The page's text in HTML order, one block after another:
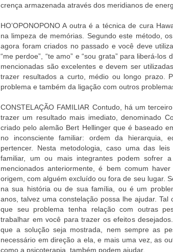
crença armazenada através dos meridianos de
HO’OPONOPONO A outra é a técnica de cura
na limpeza de memórias. Segundo este método,
agora foram criados no passado e você deve
“me perdoe”, “te amo” e “sou grata” para liberá-
mencionadas são excelentes e devem ser
trazer resultados a curto, médio ou longo prazo.
problema e também da ligação com outros
CONSTELAÇÃO FAMILIAR Contudo, há um
trazer um resultado mais imediato, denominado
criado pelo alemão Bert Hellinger que é baseado
no inconsciente familiar: ordem da hierarquia,
pertencer. Nesta metodologia, caso uma das
familiar, um ou mais integrantes podem sofrer a
mencionados anteriormente, é bem comum
origem, com alguém excluído ou fora de seu lugar.
na sua história ou de sua família, ou é um
anos, talvez uma constelação possa lhe ajudar. Tal
que seu problema tenha relação com outras
trabalhar em você para trazer os efeitos
que a solução seja mostrada, nem sempre as
necessário em direção a ela, e mais uma vez, as
como a psicoterapia, também podem ajudar.